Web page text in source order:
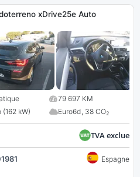
xDrive25e Auto
79 697 KM
(162 kW) Euro6d, 38 CO2
TVA exclue
Espagne